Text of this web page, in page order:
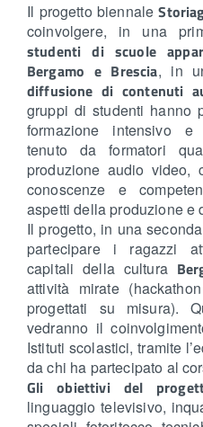
Il progetto biennale
coinvolgere, in una
studenti di scuole
Bergamo e Brescia, in
diffusione di contenuti
gruppi di studenti hanno
formazione intensivo e
tenuto da formatori
produzione audio video,
conoscenze e
aspetti della produzione e
Il progetto, in una
partecipare i ragazzi
capitali della cultura
attività mirate
progettati su misura).
vedranno il
Istituti scolastici, tramite
da chi ha partecipato al
Gli obiettivi del
linguaggio televisivo,